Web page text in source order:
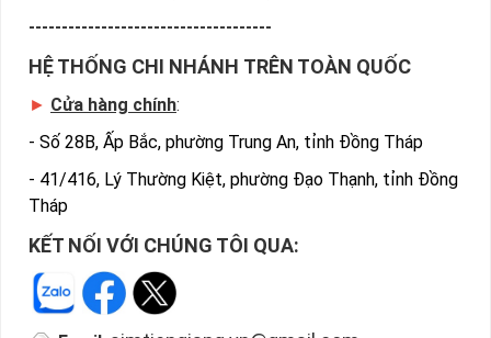
-------------------------------------
HỆ THỐNG CHI NHÁNH TRÊN TOÀN QUỐC
► Cửa hàng chính:
- Số 28B, Ấp Bắc, phường Trung An, tỉnh Đồng Tháp
- 41/416, Lý Thường Kiệt, phường Đạo Thạnh, tỉnh Đồng
Tháp
KẾT NỐI VỚI CHÚNG TÔI QUA: